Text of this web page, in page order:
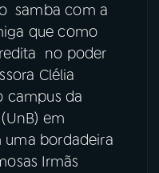
samba com a
que como
no poder
Clélia
campus da
em
uma bordadeira
Irmãs